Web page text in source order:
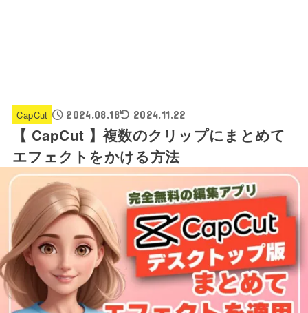
CapCut 2024.08.18 2024.11.22
【 CapCut 】複数のクリップにまとめて
エフェクトをかける方法